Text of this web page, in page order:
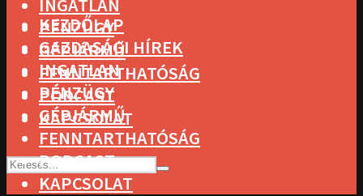
INGATLAN
PÉNZÜGY
GÉPJÁRMŰ
FENNTARTHATÓSÁG
PODCAST
KAPCSOLAT
KEZDŐLAP
GAZDASÁGI HÍREK
INGATLAN
PÉNZÜGY
GÉPJÁRMŰ
FENNTARTHATÓSÁG
PODCAST
KAPCSOLAT